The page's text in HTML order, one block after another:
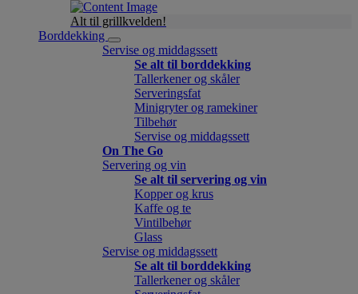
Alt til grillkvelden!
Borddekking
Servise og middagssett
Se alt til borddekking
Tallerkener og skåler
Serveringsfat
Minigryter og ramekiner
Tilbehør
Servise og middagssett
On The Go
Servering og vin
Se alt til servering og vin
Kopper og krus
Kaffe og te
Vintilbehør
Glass
Servise og middagssett
Se alt til borddekking
Tallerkener og skåler